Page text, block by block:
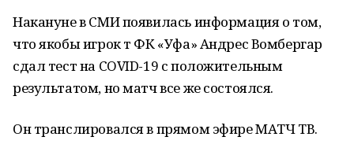
Накануне в СМИ появилась информация о том,
что якобы игрок т ФК «Уфа» Андрес Вомбергар
сдал тест на COVID-19 с положительным
результатом, но матч все же состоялся.
Он транслировался в прямом эфире МАТЧ ТВ.